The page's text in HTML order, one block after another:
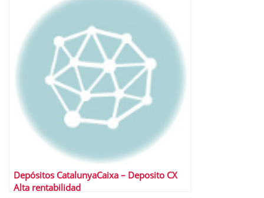
Depósitos CatalunyaCaixa – Deposito CX
Alta rentabilidad